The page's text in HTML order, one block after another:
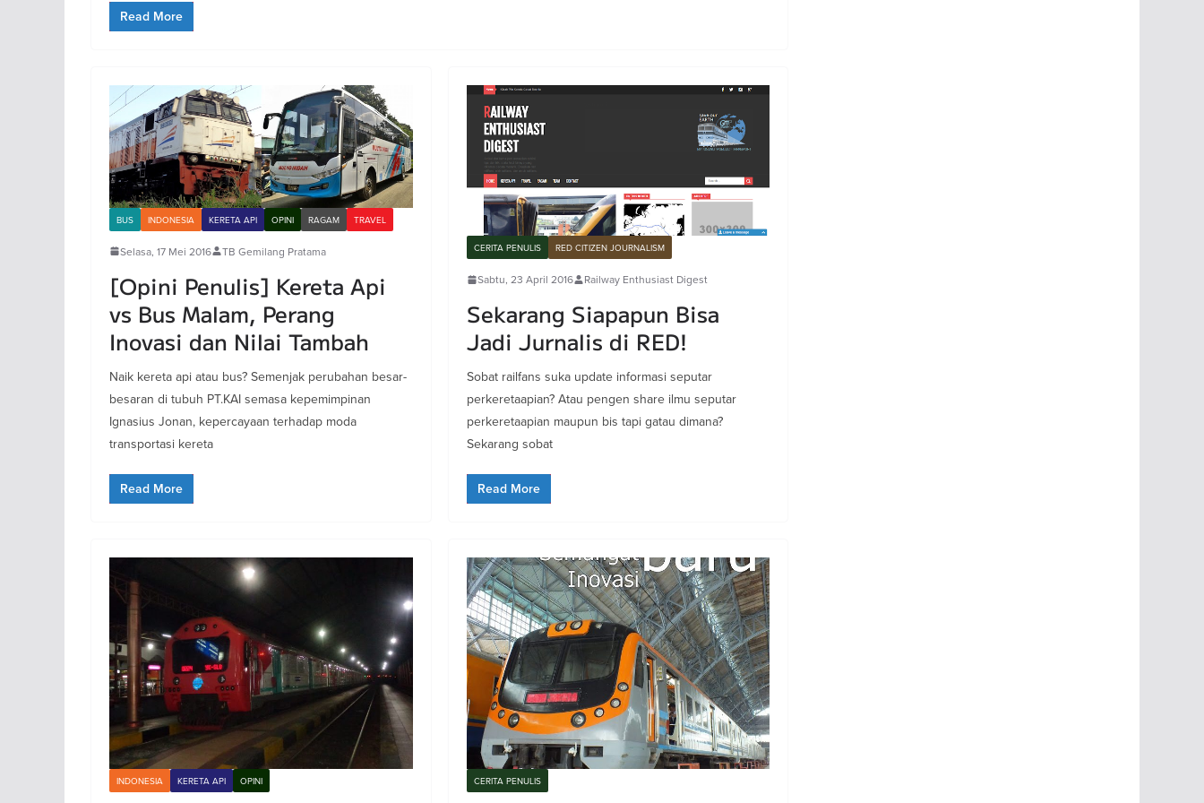
Read More
BUS INDONESIA KERETA API OPINI RAGAM TRAVEL
Selasa, 17 Mei 2016 TB Gemilang Pratama
[Opini Penulis] Kereta Api
vs Bus Malam, Perang
Inovasi dan Nilai Tambah
Naik kereta api atau bus? Semenjak perubahan besar-
besaran di tubuh PT.KAI semasa kepemimpinan
Ignasius Jonan, kepercayaan terhadap moda
transportasi kereta
Read More
CERITA PENULIS RED CITIZEN JOURNALISM
Sabtu, 23 April 2016 Railway Enthusiast Digest
Sekarang Siapapun Bisa
Jadi Jurnalis di RED!
Sobat railfans suka update informasi seputar
perkeretaapian? Atau pengen share ilmu seputar
perkeretaapian maupun bis tapi gatau dimana?
Sekarang sobat
Read More
INDONESIA KERETA API OPINI CERITA PENULIS